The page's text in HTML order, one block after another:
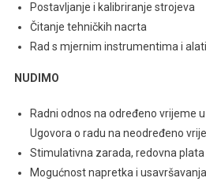
Postavljanje i kalibriranje strojeva
Čitanje tehničkih nacrta
Rad s mjernim instrumentima i
NUDIMO
Radni odnos na određeno vrijeme
Ugovora o radu na neodređeno
Stimulativna zarada, redovna
Mogućnost napretka i